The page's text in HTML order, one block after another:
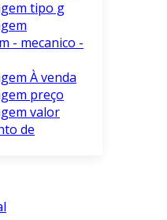
tipo g
- mecanico -
À venda
preço
valor
de